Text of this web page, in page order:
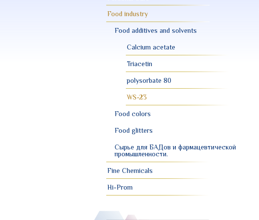
Food industry
Food additives and solvents
Calcium acetate
Triacetin
polysorbate 80
WS-23
Food colors
Food glitters
Сырье для БАДов и фармацевтической
промышленности.
Fine Chemicals
Hi-Prom